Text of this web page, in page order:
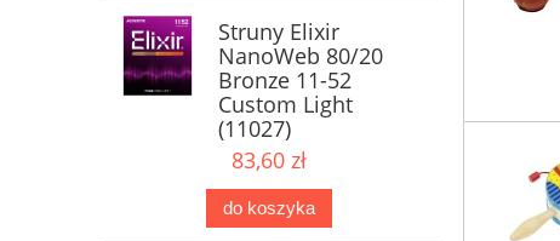
Struny Elixir
NanoWeb 80/20
Bronze 11-52
Custom Light
(11027)
83,60 zł
do koszyka